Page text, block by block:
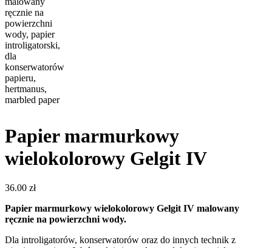
Papier marmurkowy
wielokolorowy Gelgit IV
36.00 zł
Papier marmurkowy wielokolorowy Gelgit IV malowany
ręcznie na powierzchni wody.
Dla introligatorów, konserwatorów oraz do innych technik z